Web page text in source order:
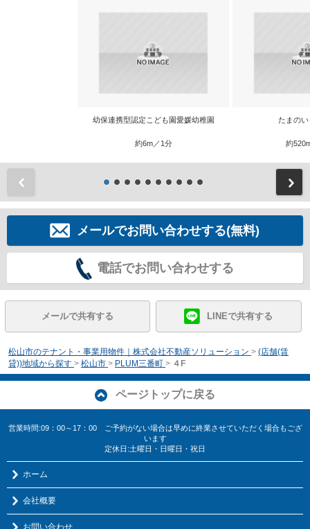
幼保連携型認定こども園愛媛幼稚園
約6m／1分
たまの
約
メールでお問い合わせする(無料)
電話でお問い合わせする
メールで共有する LINEで共有する
松山市のテナント・事業用物件｜株式会社不動産ソリューション > (店舗(賃
貸))地域から探す > 松山市 > PLUM三番町 > ４F
ページトップに戻る
営業時間:09：00～17：00 ご予約がない場合は早めに終業させていただく場合もござ
います
定休日:土曜日・日曜日・祝日
ホーム
会社概要
お問い合わせ